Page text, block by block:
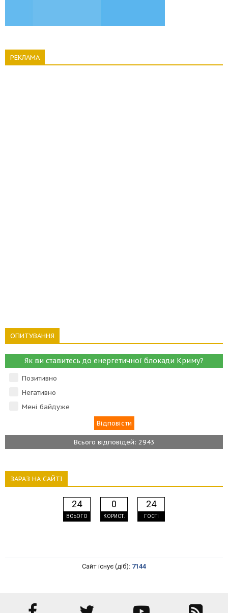
РЕКЛАМА
ОПИТУВАННЯ
Як ви ставитесь до енергетичної блокади Криму?
Позитивно
Негативно
Мені байдуже
Всього відповідей: 2943
ЗАРАЗ НА САЙТІ
24
ВСЬОГО
0
КОРИСТ.
24
ГОСТІ
Сайт існує (діб): 7144